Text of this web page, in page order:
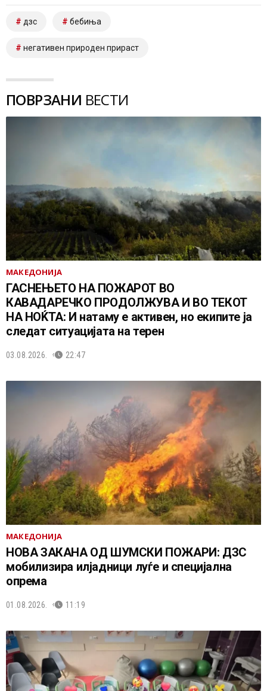
дзс бебиња
негативен природен прираст
ПОВРЗАНИ ВЕСТИ
МАКЕДОНИЈА
ГАСНЕЊЕТО НА ПОЖАРОТ ВО
КАВАДАРЕЧКО ПРОДОЛЖУВА И ВО ТЕКОТ
НА НОЌТА: И натаму е активен, но екипите ја
следат ситуацијата на терен
03.08.2026. 22:47
МАКЕДОНИЈА
НОВА ЗАКАНА ОД ШУМСКИ ПОЖАРИ: ДЗС
мобилизира илјадници луѓе и специјална
опрема
01.08.2026. 11:19